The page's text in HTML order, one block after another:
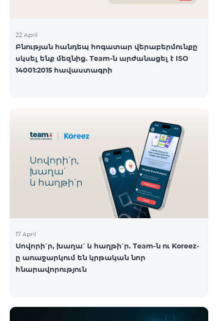
22 April
Բնության հանդեպ հոգատար վերաբերմունքը
սկսել ենք մեզնից. Team-ն արժանացել է ISO
14001:2015 հավաստագրի
17 April
Սովորի՛ր, խաղա՛ և հաղթի՛ր. Team-ն ու Koreez-
ը առաջարկում են կրթական նոր
հնարավորություն